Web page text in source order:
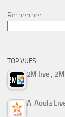
Rechercher
TOP VUES
2M live ,
Al Aoula